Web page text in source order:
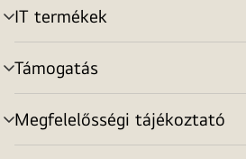
IT termékek
menu
toggle
Támogatás
menu
toggle
Megfelelősségi tájékoztató
menu
toggle